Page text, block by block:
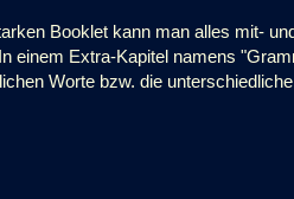
Booklet kann man alles mit-
einem Extra-Kapitel namens
Worte bzw. die